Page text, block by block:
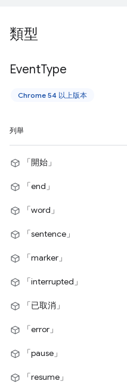
類型
EventType
Chrome 54 以上版本
列舉
「開始」
「end」
「word」
「sentence」
「marker」
「interrupted」
「已取消」
「error」
「pause」
「resume」